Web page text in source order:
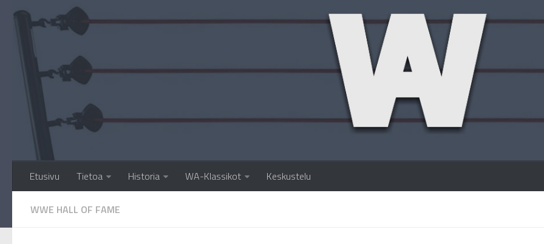
Etusivu Tietoa Historia WA-Klassikot Keskustelu
WWE HALL OF FAME